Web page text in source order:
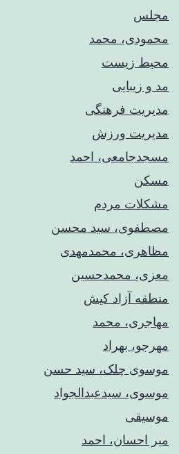
مجلس
محمودی، محمد
محیط زیست
مد و زیبایی
مدیریت فرهنگی
مدیریت ورزش
مسجدجامعی، احمد
مسکن
مشکلات مردم
مصطفوی، سید محسن
مظاهری، محمدمهدی
معزی، محمدحسین
منطقه آزاد کیش
مهاجری، محمد
مهرجو، بهراد
موسوی چلک، سید حسن
موسوی، سیدعبدالجواد
موسیقی
میر احسان، احمد